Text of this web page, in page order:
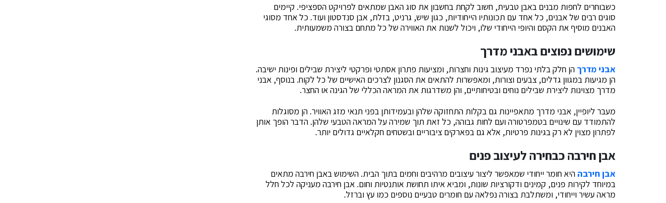
כשבוחרים לחפות מבנים באבן טבעית, חשוב לקחת בחשבון את סוג האבן שמתאים לפרויקט הספציפי. קיימים
סוגים רבים של אבנים, כל אחד עם תכונותיו הייחודיות, כגון שיש, גרניט, בזלת, אבן סנדסטון ועוד. כל אחד מסוגי
האבנים מוסיף את הקסם והיופי הייחודי שלו, ויכול לשנות את האווירה של כל מתחם בצורה משמעותית.
שימושים נפוצים באבני מדרך
אבני מדרך הן חלק בלתי נפרד מעיצוב גינות וחצרות, ומציעות פתרון אסתטי ופרקטי ליצירת שבילים ופינות ישיבה.
הן מגיעות במגוון גדלים, צבעים וצורות, ומאפשרות להתאים את הסגנון לצרכים האישיים של כל לקוח. בנוסף, אבני
מדרך מצוינות ליצירת שבילים נוחים ובטיחותיים, והן משדרגות את המראה הכללי של הגינה או החצר.
מעבר ליופיין, אבני מדרך מתאפיינות גם בקלות התחזוקה שלהן ובעמידותן בפני תנאי מזג האוויר. הן מסוגלות
להתמודד עם שינויים בטמפרטורה ועם לחות גבוהה, כל זאת תוך שמירה על המראה הטבעי שלהן. הדבר הופך אותן
לפתרון מצוין לא רק בגינות פרטיות, אלא גם בפארקים ציבוריים ובשטחים חקלאיים גדולים יותר.
אבן חירבה כבחירה לעיצוב פנים
אבן חירבה היא חומר ייחודי שמאפשר ליצור עיצובים מרהיבים וחמים בתוך הבית. השימוש באבן חירבה מתאים
במיוחד לקירות פנים, קמינים ודקורציות שונות, ומביא איתו תחושת אותנטיות וחום. אבן חירבה מעניקה לכל חלל
מראה עשיר וייחודי, ומשתלבת בצורה נפלאה עם חומרים טבעיים נוספים כמו עץ וברזל.